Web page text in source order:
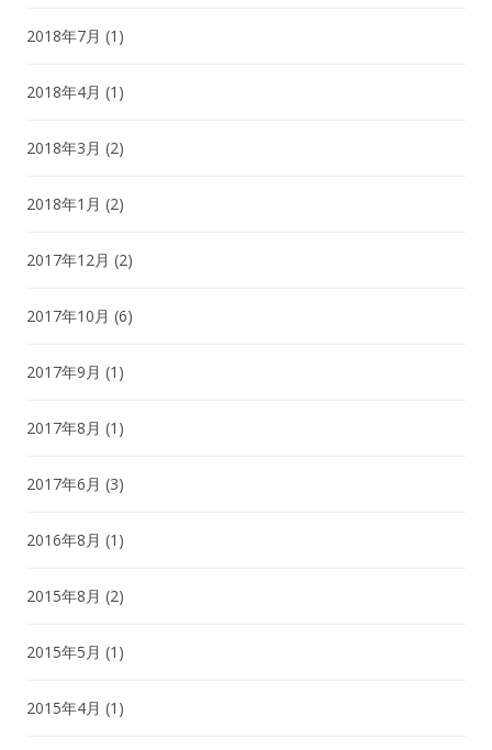
2018年7月 (1)
2018年4月 (1)
2018年3月 (2)
2018年1月 (2)
2017年12月 (2)
2017年10月 (6)
2017年9月 (1)
2017年8月 (1)
2017年6月 (3)
2016年8月 (1)
2015年8月 (2)
2015年5月 (1)
2015年4月 (1)